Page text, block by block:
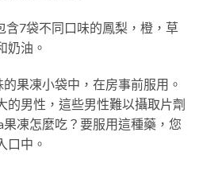
含7袋不同口味的鳳梨，橙，草
奶油。
果凍小袋中，在房事前服用。
的男性，這些男性難以攝取片劑
凍怎麼吃？要服用這種藥，您
口中。